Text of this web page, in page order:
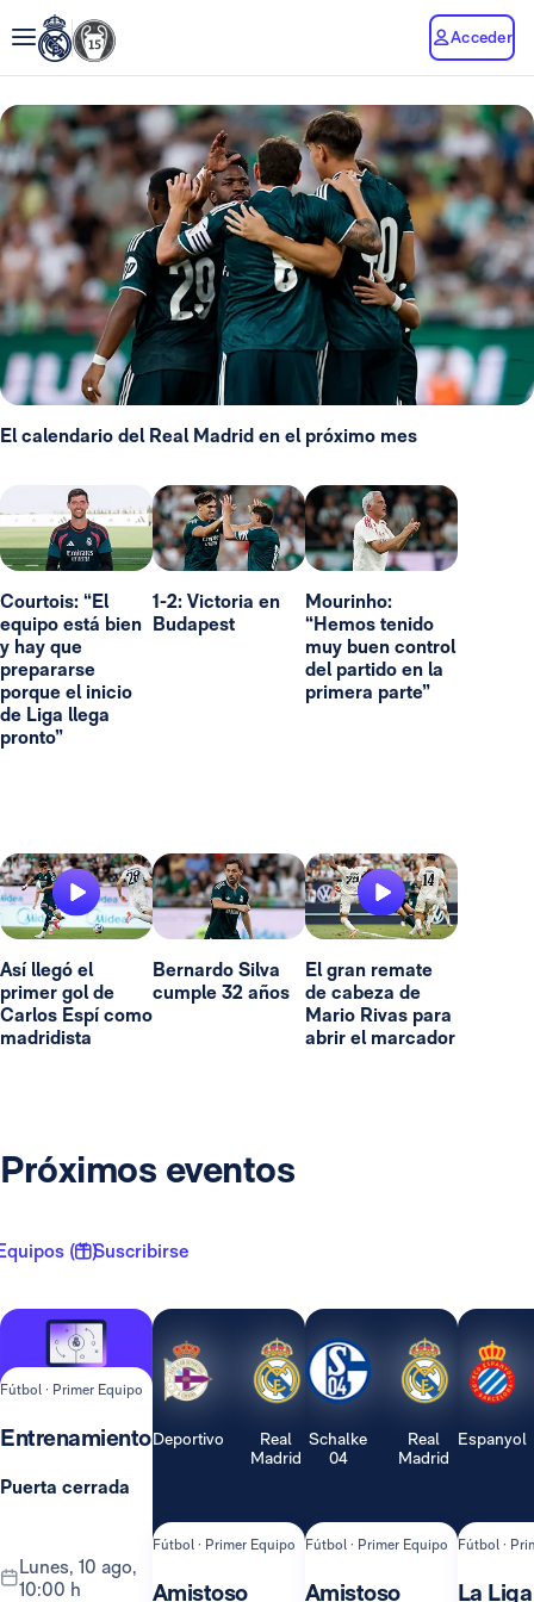
Acceder
El calendario del Real Madrid en el próximo mes
Courtois: “El
equipo está bien
y hay que
prepararse
porque el inicio
de Liga llega
pronto”
1-2: Victoria en
Budapest
Mourinho:
“Hemos tenido
muy buen control
del partido en la
primera parte”
Así llegó el
primer gol de
Carlos Espí como
madridista
Bernardo Silva
cumple 32 años
El gran remate
de cabeza de
Mario Rivas para
abrir el marcador
Próximos eventos
( 1 )Suscribirse
Fútbol · Primer Equipo
Entrenamiento
Puerta cerrada
lunes, 10 ago,
10:00 h
Deportivo
Real
Madrid
Fútbol · Primer Equipo
Amistoso
Schalke
04
Real
Madrid
Fútbol · Primer Equipo
Amistoso
Espanyol
Fútbol ·
La Liga